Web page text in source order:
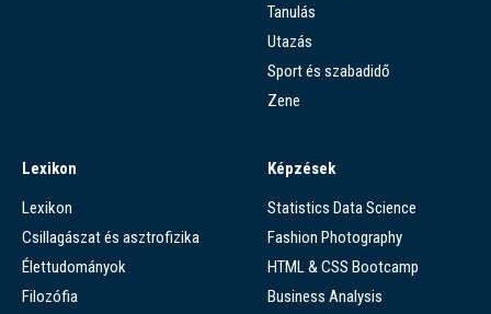
Tanulás
Utazás
Sport és szabadidő
Zene
Lexikon
Lexikon
Csillagászat és asztrofizika
Élettudományok
Filozófia
Képzések
Statistics Data Science
Fashion Photography
HTML & CSS Bootcamp
Business Analysis